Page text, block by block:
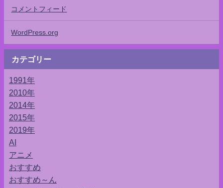
コメントフィード
WordPress.org
カテゴリー
1991年
2010年
2014年
2015年
2019年
AI
アニメ
おすすめ
おすすめ～ん